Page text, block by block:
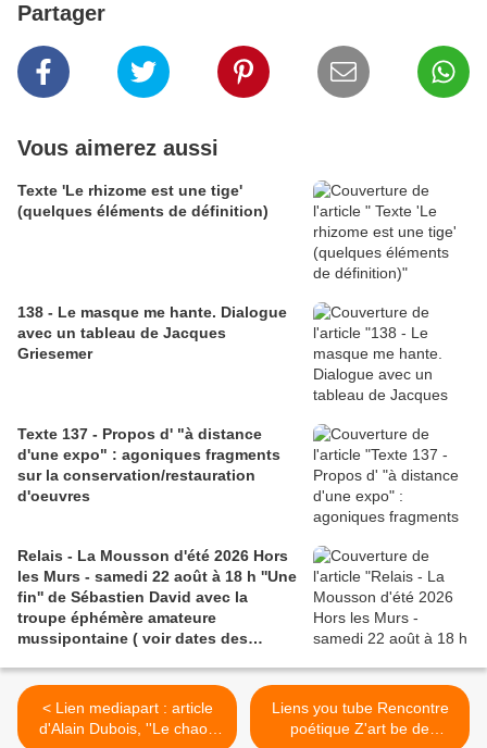
Partager
Vous aimerez aussi
Texte 'Le rhizome est une tige'
(quelques éléments de définition)
138 - Le masque me hante. Dialogue
avec un tableau de Jacques
Griesemer
Texte 137 - Propos d' "à distance
d'une expo" : agoniques fragments
sur la conservation/restauration
d'oeuvres
Relais - La Mousson d'été 2026 Hors
les Murs - samedi 22 août à 18 h ''Une
fin'' de Sébastien David avec la
troupe éphémère amateure
mussipontaine ( voir dates des
Saint-Laurent, Pont-à-Mousson 2
liens : 1) lien meec.org; 2)
lemeac.com
< Lien mediapart : article
d'Alain Dubois, ''Le chaos
Liens you tube Rencontre
poétique Z'art be de